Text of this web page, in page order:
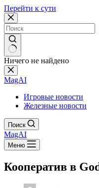
Перейти к сути
Ничего не найдено
MagAI
Игровые новости
Железные новости
Поиск
MagAI
Меню
Кооператив в